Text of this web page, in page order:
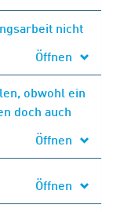
nicht
Öffnen
obwohl ein
doch auch
Öffnen
Öffnen